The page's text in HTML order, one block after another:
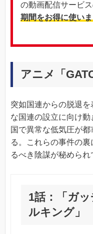
の動画配信サービ
期間をお得に使い
アニメ「
突如国連からの脱退
な国連の設立に向け
国で異常な低気圧が
る。これらの事件の
るべき陰謀が秘められ
1話：「ガ
ルキング」